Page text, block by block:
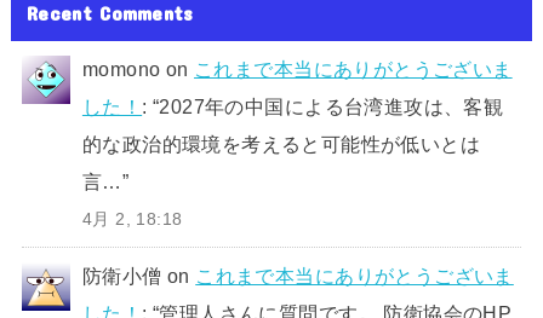
Recent Comments
momono on これまで本当にありがとうございま
した！ : “2027年の中国による台湾進攻は、客観
的な政治的環境を考えると可能性が低いとは
言…”
4月 2, 18:18
防衛小僧 on これまで本当にありがとうございま